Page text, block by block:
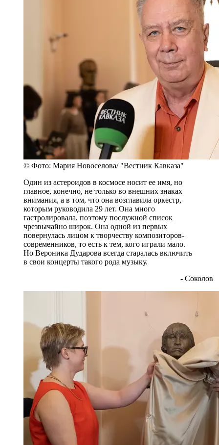
© Фото: Мария Новоселова/ "Вестник Кавказа"
Один из астероидов в космосе носит ее имя, но
главное, конечно, не только во внешних знаках
внимания, а в том, что она возглавила оркестр,
которым руководила 29 лет. Она много
гастролировала, поэтому послужной список
чрезвычайно широк. Она одной из первых
повернулась лицом к творчеству композиторов-
современников, то есть к тем, кого играли мало.
Но Вероника Дударова всегда старалась включить
в свои концерты такого рода музыку.
- Соколов